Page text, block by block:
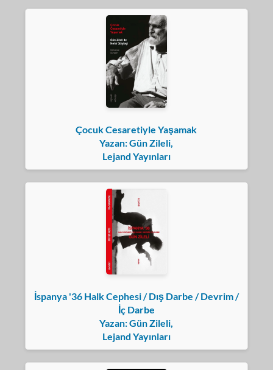
Çocuk Cesaretiyle Yaşamak
Yazan: Gün Zileli,
Lejand Yayınları
İspanya '36 Halk Cephesi / Dış Darbe / Devrim /
İç Darbe
Yazan: Gün Zileli,
Lejand Yayınları